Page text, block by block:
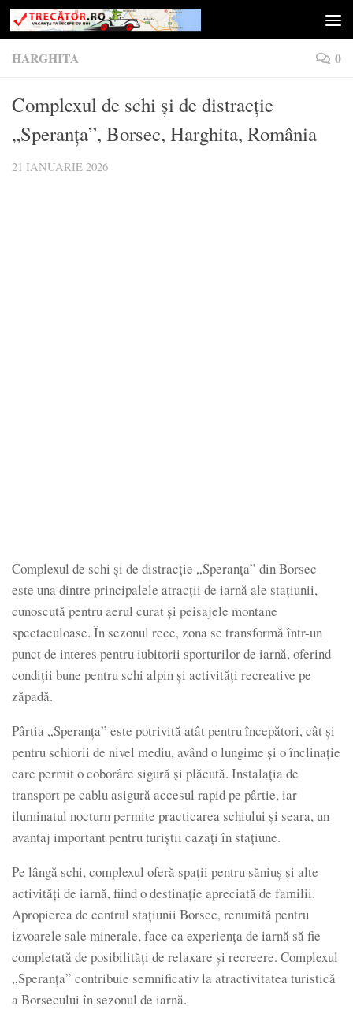
Skip to content
HARGHITA 0
Complexul de schi și de distracție
„Speranța”, Borsec, Harghita, România
21 IANUARIE 2026
Complexul de schi și de distracție „Speranța” din Borsec
este una dintre principalele atracții de iarnă ale stațiunii,
cunoscută pentru aerul curat și peisajele montane
spectaculoase. În sezonul rece, zona se transformă într-un
punct de interes pentru iubitorii sporturilor de iarnă, oferind
condiții bune pentru schi alpin și activități recreative pe
zăpadă.
Pârtia „Speranța” este potrivită atât pentru începători, cât și
pentru schiorii de nivel mediu, având o lungime și o înclinație
care permit o coborâre sigură și plăcută. Instalația de
transport pe cablu asigură accesul rapid pe pârtie, iar
iluminatul nocturn permite practicarea schiului și seara, un
avantaj important pentru turiștii cazați în stațiune.
Pe lângă schi, complexul oferă spații pentru săniuș și alte
activități de iarnă, fiind o destinație apreciată de familii.
Apropierea de centrul stațiunii Borsec, renumită pentru
izvoarele sale minerale, face ca experiența de iarnă să fie
completată de posibilități de relaxare și recreere. Complexul
„Speranța” contribuie semnificativ la atractivitatea turistică
a Borsecului în sezonul de iarnă.